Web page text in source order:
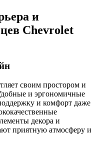
и
Chevrolet
своим простором и
и эргономичные
и комфорт даже
декора и
приятную атмосферу и